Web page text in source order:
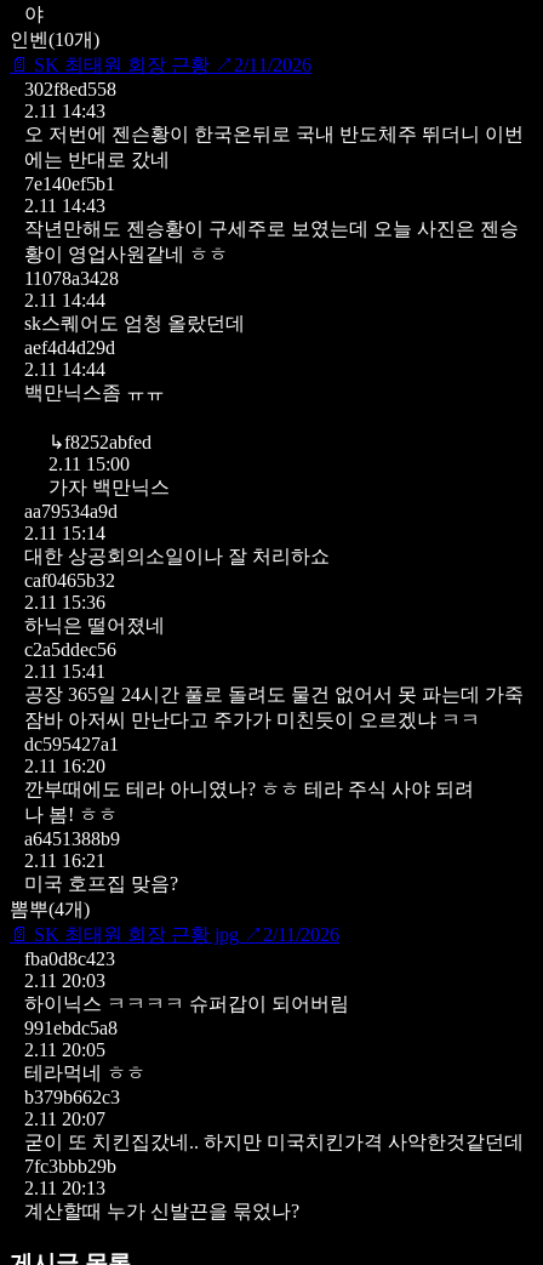
야
인벤 (10개)
📄 SK 최태원 회장 근황 ↗ 2/11/2026
302f8ed558
2.11 14:43
오 저번에 젠슨황이 한국온뒤로 국내 반도체주 뛰더니 이번
에는 반대로 갔네
7e140ef5b1
2.11 14:43
작년만해도 젠승황이 구세주로 보였는데 오늘 사진은 젠승
황이 영업사원같네 ㅎㅎ
11078a3428
2.11 14:44
sk스퀘어도 엄청 올랐던데
aef4d4d29d
2.11 14:44
백만닉스좀 ㅠㅠ
↳f8252abfed
2.11 15:00
가자 백만닉스
aa79534a9d
2.11 15:14
대한 상공회의소일이나 잘 처리하쇼
caf0465b32
2.11 15:36
하닉은 떨어졌네
c2a5ddec56
2.11 15:41
공장 365일 24시간 풀로 돌려도 물건 없어서 못 파는데 가죽
잠바 아저씨 만난다고 주가가 미친듯이 오르겠냐 ㅋㅋ
dc595427a1
2.11 16:20
깐부때에도 테라 아니였나? ㅎㅎ 테라 주식 사야 되려
나 봄! ㅎㅎ
a6451388b9
2.11 16:21
미국 호프집 맞음?
뽐뿌(4개)
📄 SK 최태원 회장 근황 jpg ↗ 2/11/2026
fba0d8c423
2.11 20:03
하이닉스 ㅋㅋㅋㅋ 슈퍼갑이 되어버림
991ebdc5a8
2.11 20:05
테라먹네 ㅎㅎ
b379b662c3
2.11 20:07
굳이 또 치킨집갔네.. 하지만 미국치킨가격 사악한것같던데
7fc3bbb29b
2.11 20:13
계산할때 누가 신발끈을 묶었나?